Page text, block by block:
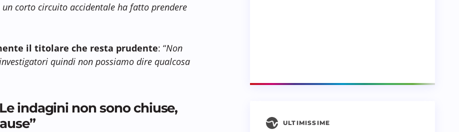
corto circuito accidentale ha fatto prendere
il titolare che resta prudente: “Non
quindi non possiamo dire qualcosa
indagini non sono chiuse,
ULTIMISSIME